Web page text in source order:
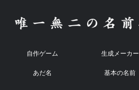
自作ゲーム 生成メーカー
あだ名 基本の名前